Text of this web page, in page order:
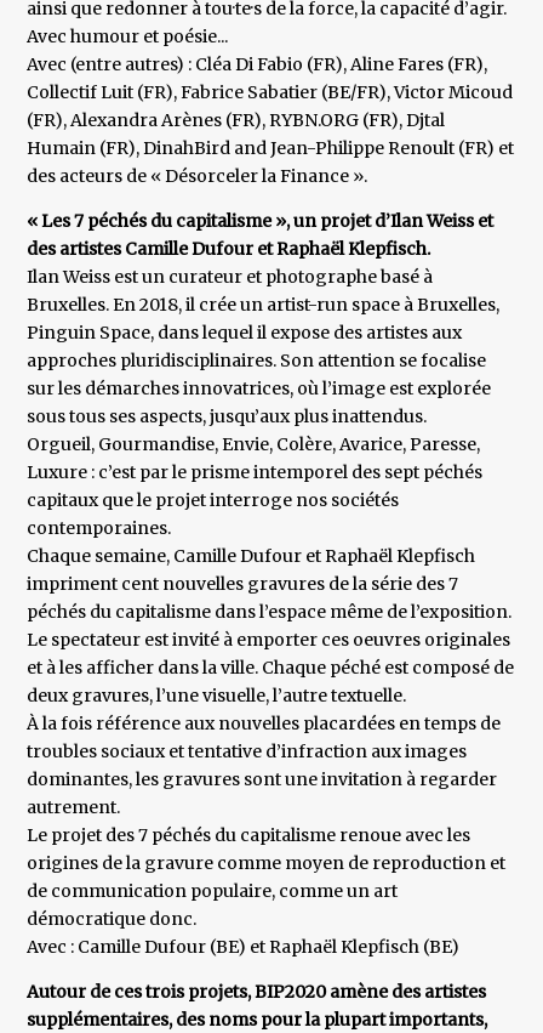
ainsi que redonner à tou·te·s de la force, la capacité d’agir.
Avec humour et poésie...
Avec (entre autres) : Cléa Di Fabio (FR), Aline Fares (FR),
Collectif Luit (FR), Fabrice Sabatier (BE/FR), Victor Micoud
(FR), Alexandra Arènes (FR), RYBN.ORG (FR), Djtal
Humain (FR), DinahBird and Jean-Philippe Renoult (FR) et
des acteurs de « Désorceler la Finance ».
« Les 7 péchés du capitalisme », un projet d’Ilan Weiss et
des artistes Camille Dufour et Raphaël Klepfisch.
Ilan Weiss est un curateur et photographe basé à
Bruxelles. En 2018, il crée un artist-run space à Bruxelles,
Pinguin Space, dans lequel il expose des artistes aux
approches pluridisciplinaires. Son attention se focalise
sur les démarches innovatrices, où l’image est explorée
sous tous ses aspects, jusqu’aux plus inattendus.
Orgueil, Gourmandise, Envie, Colère, Avarice, Paresse,
Luxure : c’est par le prisme intemporel des sept péchés
capitaux que le projet interroge nos sociétés
contemporaines.
Chaque semaine, Camille Dufour et Raphaël Klepfisch
impriment cent nouvelles gravures de la série des 7
péchés du capitalisme dans l’espace même de l’exposition.
Le spectateur est invité à emporter ces oeuvres originales
et à les afficher dans la ville. Chaque péché est composé de
deux gravures, l’une visuelle, l’autre textuelle.
À la fois référence aux nouvelles placardées en temps de
troubles sociaux et tentative d’infraction aux images
dominantes, les gravures sont une invitation à regarder
autrement.
Le projet des 7 péchés du capitalisme renoue avec les
origines de la gravure comme moyen de reproduction et
de communication populaire, comme un art
démocratique donc.
Avec : Camille Dufour (BE) et Raphaël Klepfisch (BE)
Autour de ces trois projets, BIP2020 amène des artistes
supplémentaires, des noms pour la plupart importants,